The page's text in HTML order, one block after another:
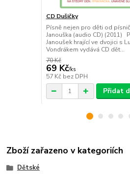
CD Dušičky
Písně nejen pro děti od
Janouška (audio CD) (2011)
Janoušek hrající ve dvojici s
Vondrákem vydává CD dět...
70 Kč
69 Kč/ks
57 Kč bez DPH
Přidat
Zboží zařazeno v kategoriích
Dětské